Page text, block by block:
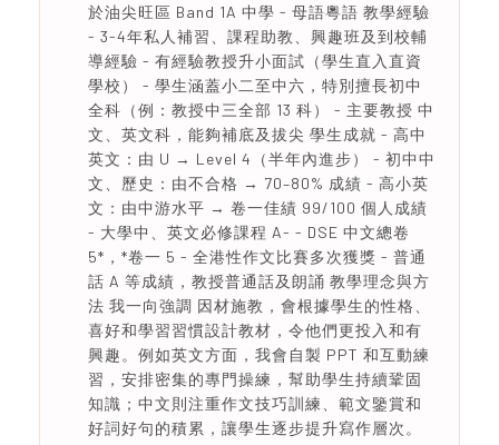
於油尖旺區 Band 1A 中學 - 母語粵語 教學經驗
- 3-4年私人補習、課程助教、興趣班及到校輔
導經驗 - 有經驗教授升小面試（學生直入直資
學校） - 學生涵蓋小二至中六，特別擅長初中
全科（例：教授中三全部 13 科） - 主要教授 中
文、英文科，能夠補底及拔尖 學生成就 - 高中
英文：由 U → Level 4（半年內進步） - 初中中
文、歷史：由不合格 → 70–80% 成績 - 高小英
文：由中游水平 → 卷一佳績 99/100 個人成績
- 大學中、英文必修課程 A- - DSE 中文總卷
5*，*卷一 5 - 全港性作文比賽多次獲獎 - 普通
話 A 等成績，教授普通話及朗誦 教學理念與方
法 我一向強調 因材施教，會根據學生的性格、
喜好和學習習慣設計教材，令他們更投入和有
興趣。例如英文方面，我會自製 PPT 和互動練
習，安排密集的專門操練，幫助學生持續鞏固
知識；中文則注重作文技巧訓練、範文鑒賞和
好詞好句的積累，讓學生逐步提升寫作層次。